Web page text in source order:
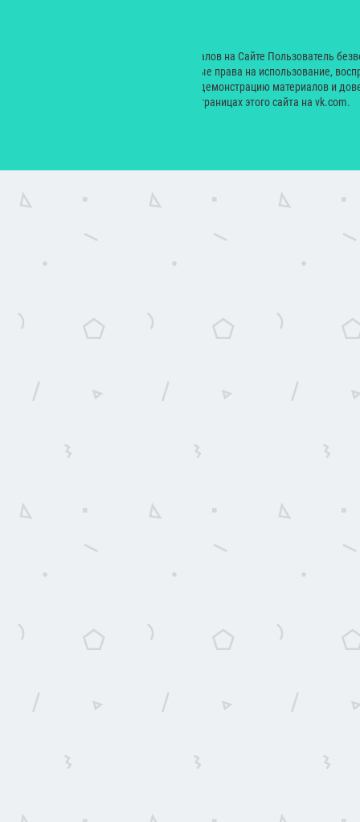
© 2000 — 2024. При размещении материалов на Сайте Пользователь
Екатерина Николаевна неисключительные права на использование,
производных произведений, а также на демонстрацию материалов и
сайт yesmagazine.ru и на официальных страницах этого сайта на vk.com.